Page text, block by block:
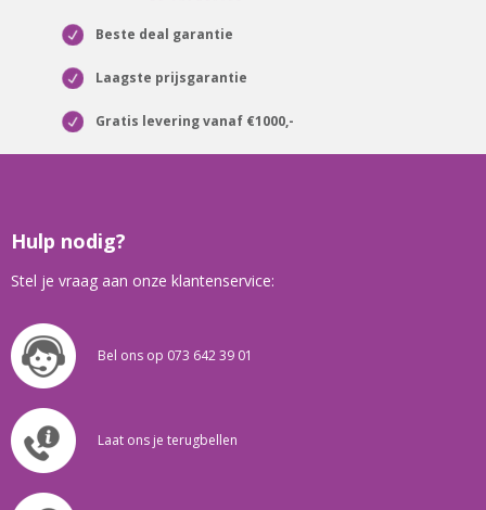
Beste deal garantie
Laagste prijsgarantie
Gratis levering vanaf €1000,-
Hulp nodig?
Stel je vraag aan onze klantenservice:
Bel ons op 073 642 39 01
Laat ons je terugbellen